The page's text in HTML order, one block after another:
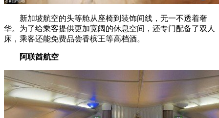
新加坡航空的头等舱从座椅到装饰间线，无一不透着奢
华。为了给乘客提供更加宽阔的休息空间，还专门配备了双人
床，乘客还能免费品尝香槟王等高档酒。
阿联酋航空